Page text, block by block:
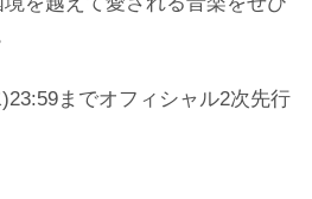
までオフィシャル2次先行